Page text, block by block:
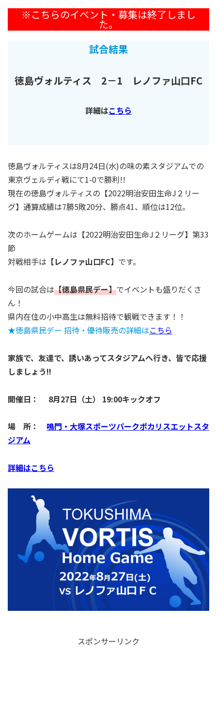
試合結果
徳島ヴォルティス 2－1 レノファ山口FC
詳細はこちら
徳島ヴォルティスは8月24日(水)の味の素スタジアムでの
東京ヴェルディ戦にて1-0で勝利!!
現在の徳島ヴォルティスの【2022明治安田生命J２リー
グ】通算成績は7勝5敗20分、勝点41、順位は12位。
次のホームゲームは【2022明治安田生命J２リーグ】第33
節
対戦相手は 【レノファ山口FC】 です。
今回の試合は【徳島県民デー】でイベントも盛りだくさ
ん！
県内在住の小中高生は無料招待で観戦できます！！
★徳島県民デー 招待・優待販売の詳細はこちら
家族で、友達で、誘いあってスタジアムへ行き、皆で応援
しましょう!!
開催日： 8月27日（土） 19:00キックオフ
場 所： 鳴門・大塚スポーツパークポカリスエットスタ
ジアム
詳細はこちら
スポンサーリンク